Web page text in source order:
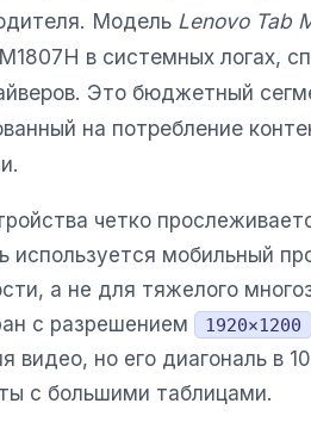
Модель Lenovo Tab
в системных логах,
Это бюджетный
на потребление
четко
используется мобильный
а не для тяжелого
с разрешением
1920×1200
видео, но его диагональ в
с большими таблицами.